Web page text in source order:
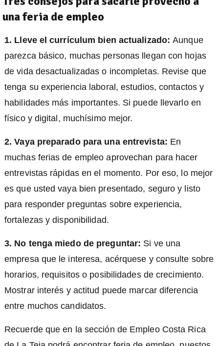
una feria de empleo
1. Lleve el currículum bien actualizado:Aunque
parezca básico, muchas personas llegan con hojas
de vida desactualizadas o incompletas. Revise que
tenga su experiencia laboral, estudios, contactos y
habilidades más importantes. Si puede llevarlo en
físico y digital, muchísimo mejor.
2. Vaya preparado para una entrevista: En
muchas ferias de empleo aprovechan para hacer
entrevistas rápidas en el momento. Por eso, lo mejor
es que usted vaya bien presentado, seguro y listo
para responder preguntas sobre experiencia,
fortalezas y disponibilidad.
3. No tenga miedo de preguntar: Si ve una
empresa que le interesa, acérquese y consulte sobre
horarios, requisitos o posibilidades de crecimiento.
Mostrar interés y actitud puede marcar diferencia
entre muchos candidatos.
Recuerde que en la sección de Empleo Costa Rica